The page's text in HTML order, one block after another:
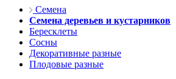
Семена
Семена деревьев и кустарников
Бересклеты
Сосны
Декоративные разные
Плодовые разные